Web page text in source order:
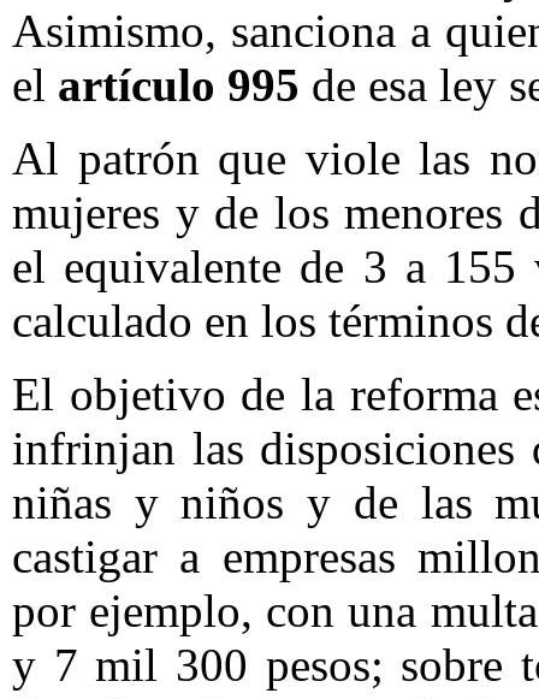
Asimismo, sanciona a
el artículo 995 de esa ley
Al patrón que viole las
mujeres y de los menores
el equivalente de 3 a 155
calculado en los términos
El objetivo de la reforma
infrinjan las disposiciones
niñas y niños y de las
castigar a empresas
por ejemplo, con una
y 7 mil 300 pesos; sobre